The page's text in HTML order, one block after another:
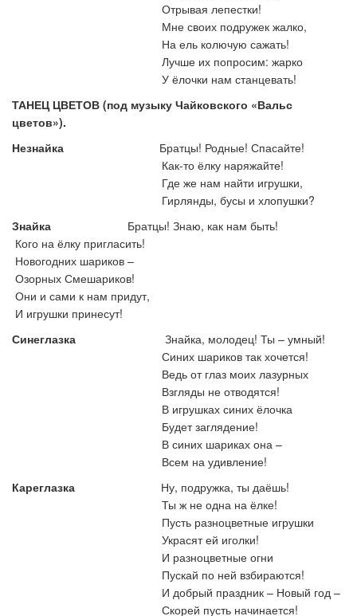
Отрывая лепестки!
Мне своих подружек жалко,
На ель колючую сажать!
Лучше их попросим: жарко
У ёлочки нам станцевать!
ТАНЕЦ ЦВЕТОВ (под музыку Чайковского «Вальс
цветов»).
Незнайка
Братцы! Родные! Спасайте!
Как-то ёлку наряжайте!
Где же нам найти игрушки,
Гирлянды, бусы и хлопушки?
Знайка
Братцы! Знаю, как нам быть!
Кого на ёлку пригласить!
Новогодних шариков –
Озорных Смешариков!
Они и сами к нам придут,
И игрушки принесут!
Синеглазка
Знайка, молодец! Ты – умный!
Синих шариков так хочется!
Ведь от глаз моих лазурных
Взгляды не отводятся!
В игрушках синих ёлочка
Будет заглядение!
В синих шариках она –
Всем на удивление!
Кареглазка
Ну, подружка, ты даёшь!
Ты ж не одна на ёлке!
Пусть разноцветные игрушки
Украсят ей иголки!
И разноцветные огни
Пускай по ней взбираются!
И добрый праздник – Новый год –
Скорей пусть начинается!